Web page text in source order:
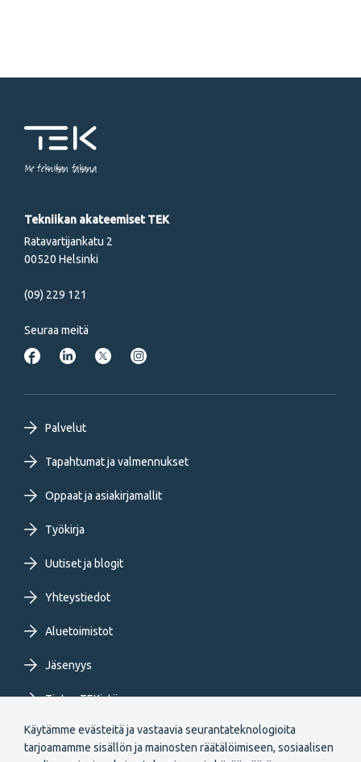
Käytämme evästeitä ja vastaavia seurantateknologioita
tarjoamamme sisällön ja mainosten räätälöimiseen, sosiaalisen
Me tekniikan takana
Tekniikan akateemiset TEK
Ratavartijankatu 2
00520 Helsinki
(09) 229 121
Seuraa meitä
Footer
primary
menu
FI
Palvelut
Tapahtumat ja valmennukset
Oppaat ja asiakirjamallit
Työkirja
Uutiset ja blogit
Yhteystiedot
Aluetoimistot
Jäsenyys
Tietoa TEKistä
Extranet